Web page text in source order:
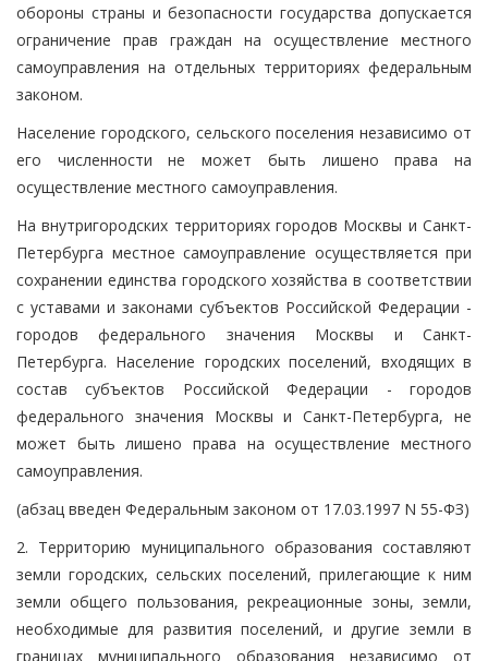
обороны страны и безопасности государства допускается
ограничение прав граждан на осуществление местного
самоуправления на отдельных территориях федеральным
законом.
Население городского, сельского поселения независимо от
его численности не может быть лишено права на
осуществление местного самоуправления.
На внутригородских территориях городов Москвы и Санкт-
Петербурга местное самоуправление осуществляется при
сохранении единства городского хозяйства в соответствии
с уставами и законами субъектов Российской Федерации -
городов федерального значения Москвы и Санкт-
Петербурга. Население городских поселений, входящих в
состав субъектов Российской Федерации - городов
федерального значения Москвы и Санкт-Петербурга, не
может быть лишено права на осуществление местного
самоуправления.
(абзац введен Федеральным законом от 17.03.1997 N 55-ФЗ)
2. Территорию муниципального образования составляют
земли городских, сельских поселений, прилегающие к ним
земли общего пользования, рекреационные зоны, земли,
необходимые для развития поселений, и другие земли в
границах муниципального образования независимо от